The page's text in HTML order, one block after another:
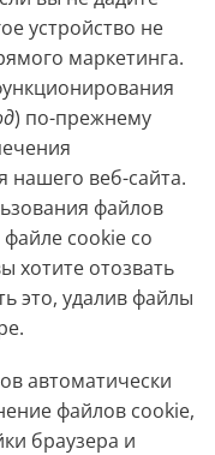
устройство не
маркетинга.
) по-прежнему
нашего веб-сайта.
файлов
cookie со
хотите отозвать
это, удалив файлы
автоматически
файлов cookie,
браузера и